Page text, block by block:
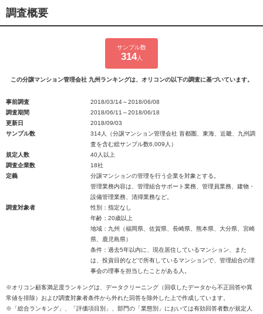
調査概要
サンプル数
314人
この分譲マンション管理会社 九州ランキングは、オリコンの以下の調査に基づいています。
事前調査
2018/03/14～2018/06/08
調査期間
2018/06/11～2018/06/18
更新日
2018/09/03
サンプル数
314人（分譲マンション管理会社 首都圏、東海、近畿、九州調
査を含む総サンプル数6,009人）
規定人数
40人以上
調査企業数
18社
定義
分譲マンションの管理を行う企業を対象とする。
管理業務内容は、管理組合サポート業務、管理員業務、建物・
設備管理業務、清掃業務など。
調査対象者
性別：指定なし
年齢：20歳以上
地域：九州（福岡県、佐賀県、長崎県、熊本県、大分県、宮崎
県、鹿児島県）
条件：過去5年以内に、現在居住しているマンション、また
は、投資目的などで所有しているマンションで、管理組合の理
事会の理事を担当したことがある人。
※オリコン顧客満足度ランキングは、データクリーニング（回収したデータから不正回答や異
常値を排除）および調査対象者条件から外れた回答を除外した上で作成しています。
※「総合ランキング」、「評価項目別」、部門の「業態別」においては有効回答者数が規定人